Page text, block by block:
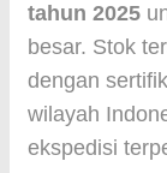
tahun 2025
besar. Stok
dengan
wilayah
ekspedisi